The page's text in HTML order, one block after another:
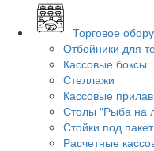
Торговое
Отбойники для
Кассовые боксы
Стеллажи
Кассовые
Столы "Рыба на
Стойки под
Расчетные